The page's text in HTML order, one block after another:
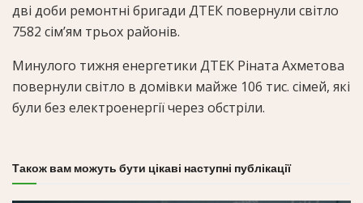
дві доби ремонтні бригади ДТЕК повернули світло
7582 сім’ям трьох районів.
Минулого тижня енергетики ДТЕК Ріната Ахметова
повернули світло в домівки майже 106 тис. сімей, які
були без електроенергії через обстріли.
Також вам можуть бути цікаві наступні публікації